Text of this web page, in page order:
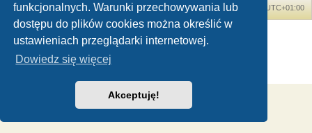
funkcjonalnych. Warunki przechowywania lub
dostępu do plików cookies można określić w
ustawieniach przeglądarki internetowej.
Dowiedz się więcej
Akceptuję!
Forum Dinozaury.com Strona główna Strefa czasowa UTC+01:00
Technologię dostarczaphpBB® Forum Software © phpBB Limited
Polski pakiet językowy dostarcza